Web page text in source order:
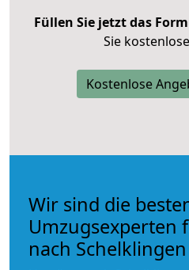
Füllen Sie jetzt das
Sie
Kostenlose
Wir sind die
Umzugsexperten
nach Schelklingen